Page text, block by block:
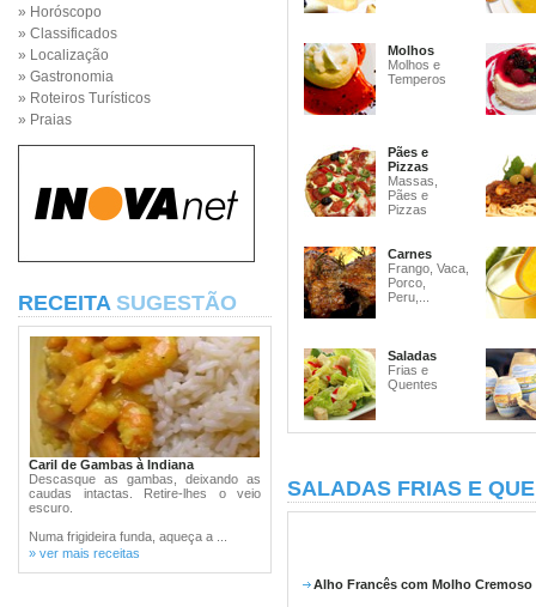
» Horóscopo
» Classificados
» Localização
» Gastronomia
» Roteiros Turísticos
» Praias
RECEITA SUGESTÃO
Caril de Gambas à Indiana
Descasque as gambas, deixando as
caudas intactas. Retire-lhes o veio
escuro.
Numa frigideira funda, aqueça a ...
» ver mais receitas
Molhos
Molhos e
Temperos
Pães e
Pizzas
Massas,
Pães e
Pizzas
Carnes
Frango, Vaca,
Porco,
Peru,...
Saladas
Frias e
Quentes
SALADAS FRIAS E
Alho Francês com Molho Cremoso